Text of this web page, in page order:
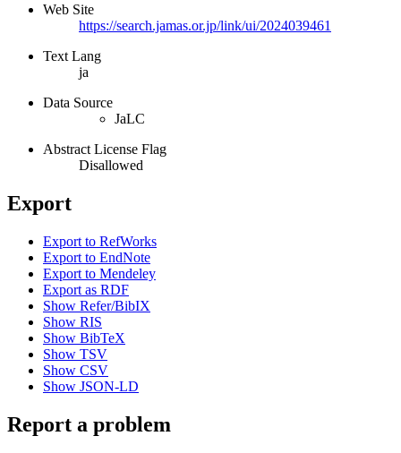
Web Site
https://search.jamas.or.jp/link/ui/2024039461
Text Lang
ja
Data Source
JaLC
Abstract License Flag
Disallowed
Export
Export to RefWorks
Export to EndNote
Export to Mendeley
Export as RDF
Show Refer/BibIX
Show RIS
Show BibTeX
Show TSV
Show CSV
Show JSON-LD
Report a problem